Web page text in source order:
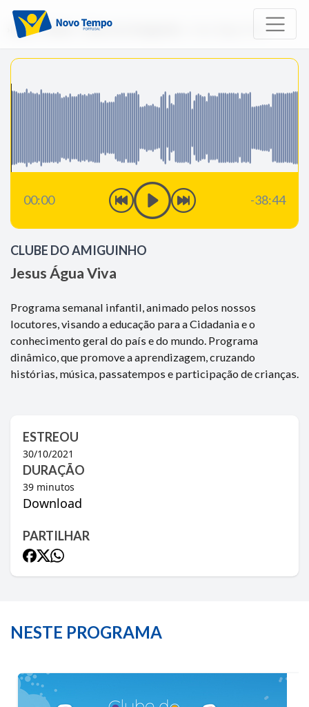
Início Rádio Clube do Amiguinho
00:00 -38:44
CLUBE DO AMIGUINHO
Jesus Água Viva
Programa semanal infantil, animado pelos nossos
locutores, visando a educação para a Cidadania e o
conhecimento geral do país e do mundo. Programa
dinâmico, que promove a aprendizagem, cruzando
histórias, música, passatempos e participação de crianças.
ESTREOU
30/10/2021
DURAÇÃO
39 minutos
Download
PARTILHAR
NESTE PROGRAMA